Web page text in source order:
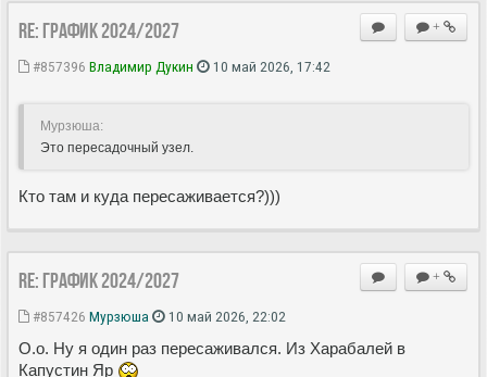
+
Re: ГРАФИК 2024/2027
#857396 Владимир Дукин 10 май 2026, 17:42
Мурзюша:
Это пересадочный узел.
Кто там и куда пересаживается?)))
+
Re: ГРАФИК 2024/2027
#857426 Мурзюша 10 май 2026, 22:02
О.о. Ну я один раз пересаживался. Из Харабалей в
Капустин Яр